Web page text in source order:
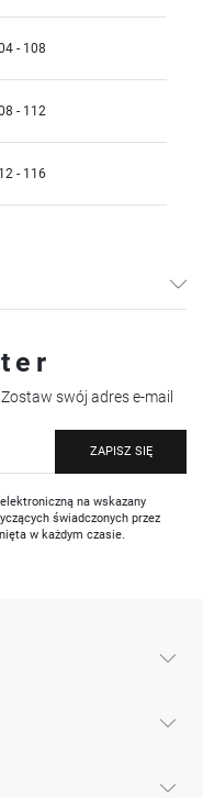
- 108
- 112
- 116
swój adres e-mail
ZAPISZ SIĘ
na wskazany
świadczonych przez
w każdym czasie.